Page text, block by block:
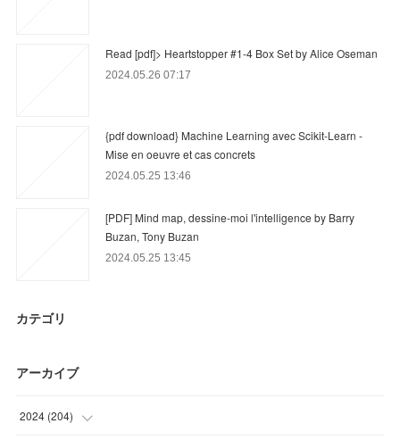
Read [pdf]> Heartstopper #1-4 Box Set by Alice Oseman
2024.05.26 07:17
{pdf download} Machine Learning avec Scikit-Learn -
Mise en oeuvre et cas concrets
2024.05.25 13:46
[PDF] Mind map, dessine-moi l'intelligence by Barry
Buzan, Tony Buzan
2024.05.25 13:45
カテゴリ
アーカイブ
2024 (204)